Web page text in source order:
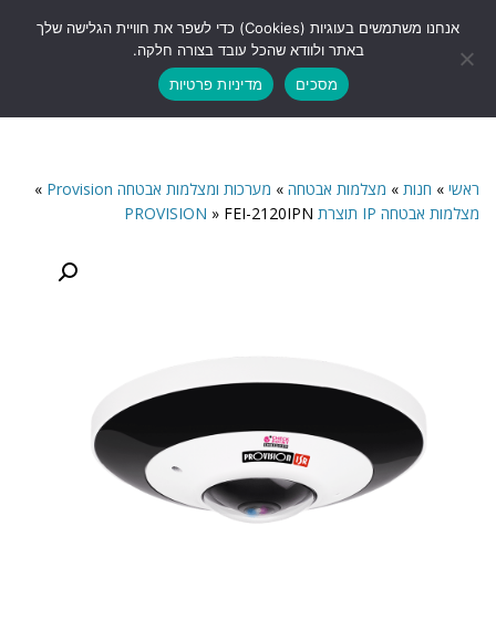
תפריט
ראשי » חנות » מצלמות אבטחה » מערכות ומצלמות אבטחה Provision
»
מצלמות אבטחה IP תוצרת PROVISION
» FEI-2120IPN
אנחנו משתמשים בעוגיות (Cookies) כדי לשפר את חוויית הגלישה שלך
באתר ולוודא שהכל עובד בצורה חלקה.
מסכים
מדיניות פרטיות